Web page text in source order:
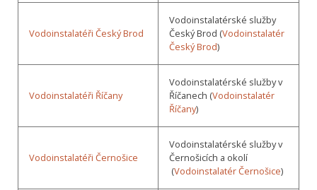
Vodoinstalatéři Český Brod
Vodoinstalatérské služby
Český Brod (Vodoinstalatér
Český Brod)
Vodoinstalatéři Říčany
Vodoinstalatérské služby v
Říčanech (Vodoinstalatér
Říčany)
Vodoinstalatéři Černošice
Vodoinstalatérské služby v
Černošicích a okolí
(Vodoinstalatér Černošice)